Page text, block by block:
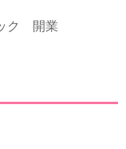
ク 開業